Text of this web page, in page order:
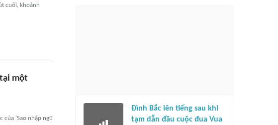
cuối, khoảnh
một
của 'Sao nhập ngũ
Đình Bắc lên tiếng sau khi
tạm dẫn đầu cuộc đua Vua